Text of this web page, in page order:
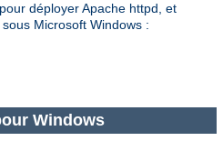
déployer Apache httpd, et
Microsoft Windows :
Windows